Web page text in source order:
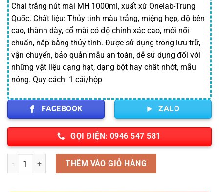
là:
59,000 ₫.
tại
là:
46,000 ₫.
Chai trắng nút mài MH 1000ml, xuất xứ Onelab-Trung
Quốc. Chất liệu: Thủy tinh màu trắng, miệng hẹp, độ bền
cao, thành dày, cổ mài có độ chính xác cao, mối nối
chuẩn, nắp bằng thủy tinh. Được sử dụng trong lưu trữ,
vận chuyển, bảo quản mẫu an toàn, dễ sử dụng đối với
những vật liệu dạng hạt, dạng bột hay chất nhớt, mẫu
nóng. Quy cách: 1 cái/hộp
FACEBOOK ZALO
GỌI ĐIỆN: 0946 547 581
Số lượng THÊM VÀO GIỎ HÀNG